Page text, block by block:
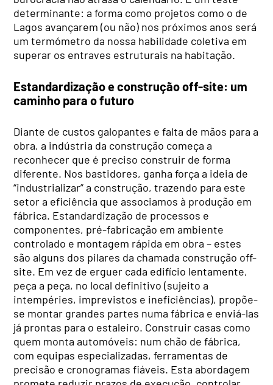
determinante: a forma como projetos como o de
Lagos avançarem (ou não) nos próximos anos será
um termómetro da nossa habilidade coletiva em
superar os entraves estruturais na habitação.
Estandardização e construção off-site: um
caminho para o futuro
Diante de custos galopantes e falta de mãos para a
obra, a indústria da construção começa a
reconhecer que é preciso construir de forma
diferente. Nos bastidores, ganha força a ideia de
“industrializar” a construção, trazendo para este
setor a eficiência que associamos à produção em
fábrica. Estandardização de processos e
componentes, pré-fabricação em ambiente
controlado e montagem rápida em obra – estes
são alguns dos pilares da chamada construção off-
site. Em vez de erguer cada edifício lentamente,
peça a peça, no local definitivo (sujeito a
intempéries, imprevistos e ineficiências), propõe-
se montar grandes partes numa fábrica e enviá-las
já prontas para o estaleiro. Construir casas como
quem monta automóveis: num chão de fábrica,
com equipas especializadas, ferramentas de
precisão e cronogramas fiáveis. Esta abordagem